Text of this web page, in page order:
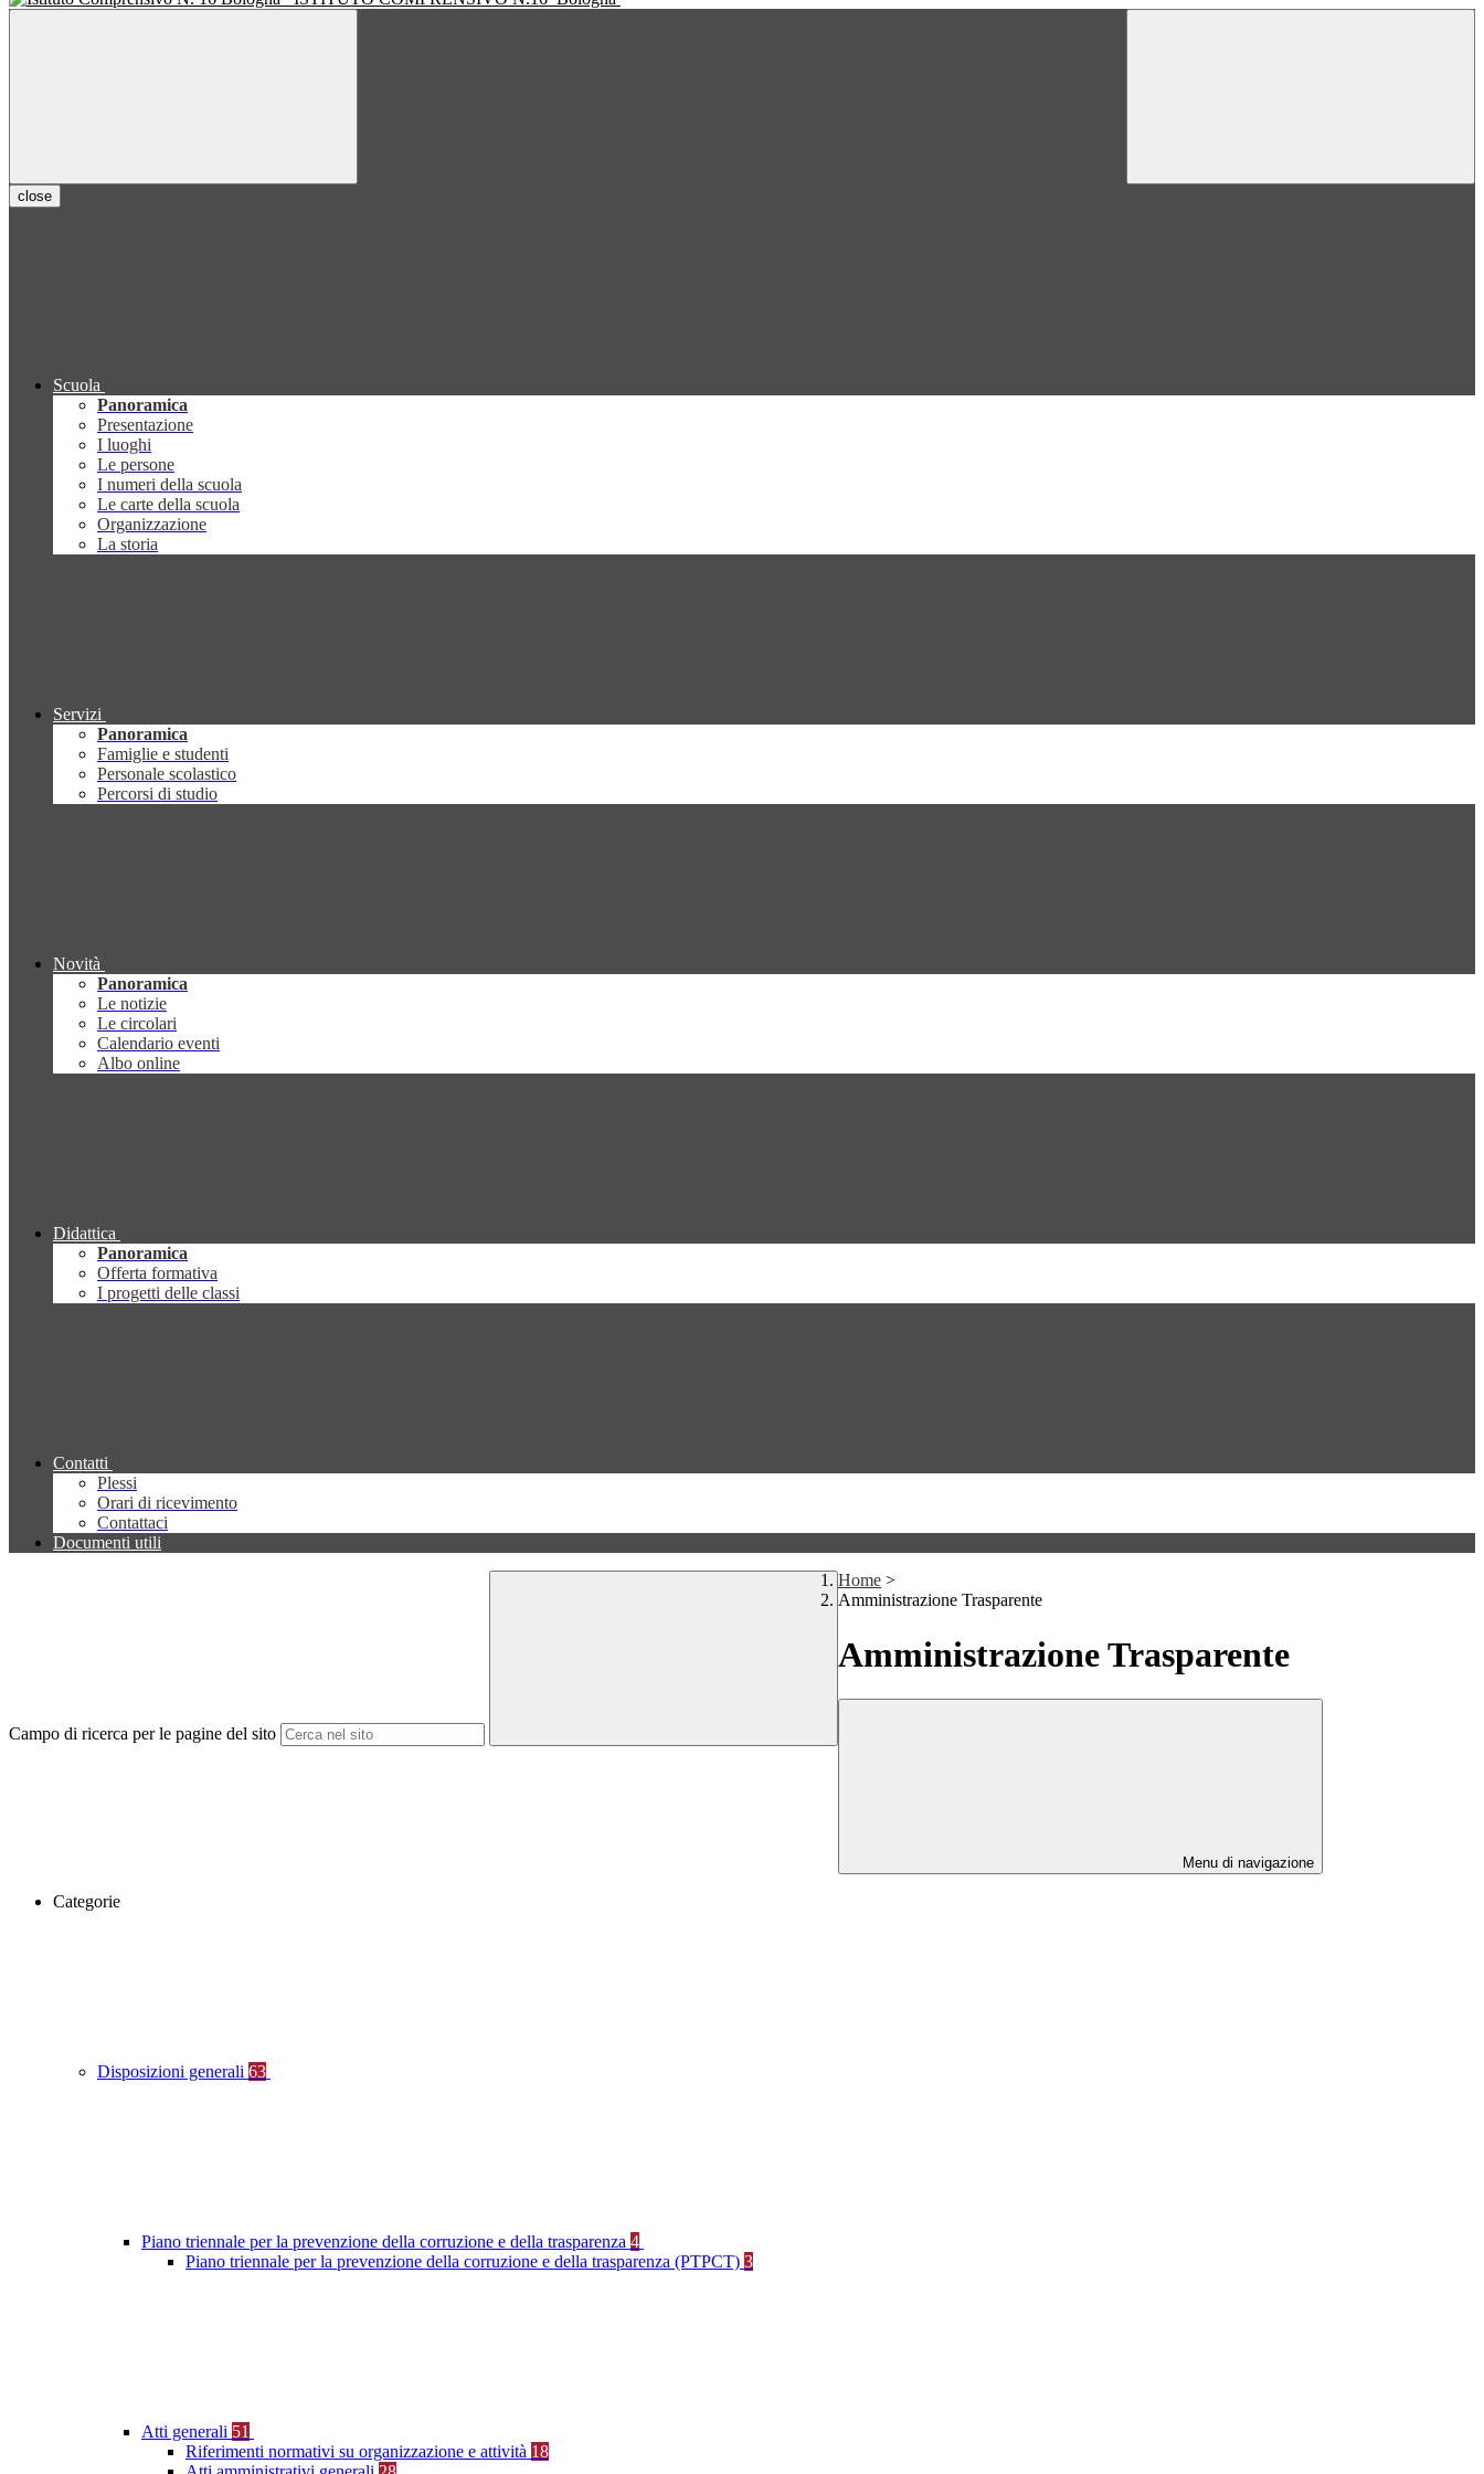
close
Scuola
Panoramica
Presentazione
I luoghi
Le persone
I numeri della scuola
Le carte della scuola
Organizzazione
La storia
Servizi
Panoramica
Famiglie e studenti
Personale scolastico
Percorsi di studio
Novità
Panoramica
Le notizie
Le circolari
Calendario eventi
Albo online
Didattica
Panoramica
Offerta formativa
I progetti delle classi
Contatti
Plessi
Orari di ricevimento
Contattaci
Documenti utili
Campo di ricerca per le pagine del sito
Home >
Amministrazione Trasparente
Amministrazione Trasparente
Menu di navigazione
Categorie
Disposizioni generali 63
Piano triennale per la prevenzione della corruzione e della trasparenza 4
Piano triennale per la prevenzione della corruzione e della trasparenza (PTPCT) 3
Atti generali 51
Riferimenti normativi su organizzazione e attività 18